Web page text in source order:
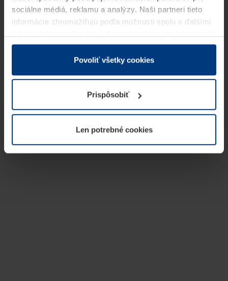
sociálne médiá, reklamu a analýzy. Naši partneri tieto
informácie zhromažďujú podľa možnosti spolu s ďalšími
v rámci Vášho využívania služieb.
Z právneho hľadiska môžeme cookies ukladať na Vašom
prevádzku tejto stránky. Pre všetky ostatné typy cookie
potrebujeme Vaše povolenie. Vaše povolenie môžete
kedykoľvek zmeniť alebo odvolať vo vysvetlení cookie
našej webovej stránky.
Povoliť všetky cookies
Prispôsobiť
Len potrebné cookies